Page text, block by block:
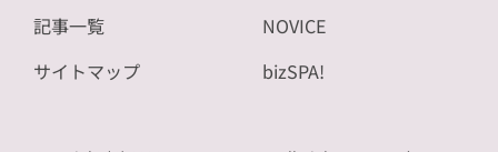
記事一覧
サイトマップ
NOVICE
bizSPA!